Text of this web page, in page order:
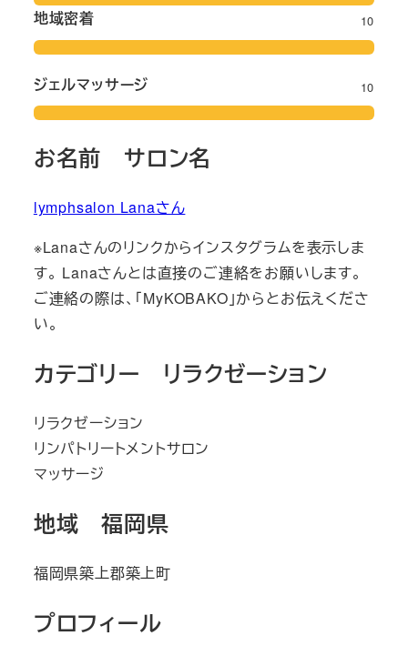
地域密着 10
ジェルマッサージ 10
お名前 サロン名
lymphsalon Lanaさん
※Lanaさんのリンクからインスタグラムを表示しま
す。 Lanaさんとは直接のご連絡をお願いします。
ご連絡の際は、「MyKOBAKO」からとお伝えくださ
い。
カテゴリー リラクゼーション
リラクゼーション
リンパトリートメントサロン
マッサージ
地域 福岡県
福岡県築上郡築上町
プロフィール